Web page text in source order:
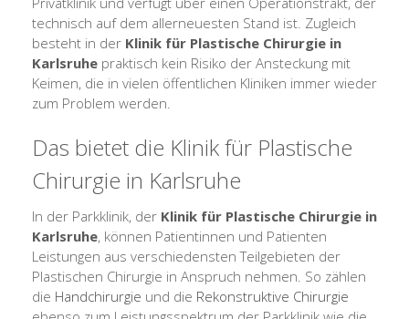
technisch auf dem allerneuesten Stand ist. Zugleich
besteht in der Klinik für Plastische Chirurgie in
Karlsruhe praktisch kein Risiko der Ansteckung mit
Keimen, die in vielen öffentlichen Kliniken immer wieder
zum Problem werden.
Das bietet die Klinik für Plastische
Chirurgie in Karlsruhe
In der Parkklinik, der Klinik für Plastische Chirurgie in
Karlsruhe, können Patientinnen und Patienten
Leistungen aus verschiedensten Teilgebieten der
Plastischen Chirurgie in Anspruch nehmen. So zählen
die Handchirurgie und die Rekonstruktive Chirurgie